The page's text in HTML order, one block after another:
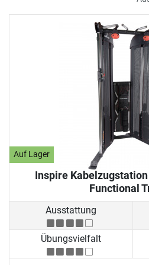
Auf Lager
Inspire
Functional
Ausstattung
Übungsvielfalt